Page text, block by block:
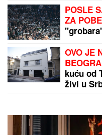
POSLE
ZA
OVO JE
kuću od
živi u